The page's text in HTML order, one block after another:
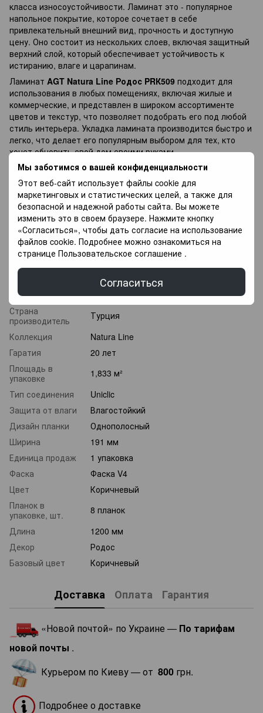
Мы заботимся о вашей конфиденциальности
Этот веб-сайт использует файлы cookie для
маркетинговых и статистических целей, а также для
безопасной и надежной работы сайта. Вы можете
изменить это в своем браузере. Нажмите кнопку
«Согласиться», чтобы дать согласие на использование
файлов cookie. Подробнее можно ознакомиться на
странице Пользовательское соглашение .
Согласиться
класса износоустойчивости. Ламинат это - популярное
напольное покрытие, которое сочетает в себе
привлекательный внешний вид, прочность и доступную
цену. Оно состоит из нескольких слоев, включая защитный
верхний слой, который обеспечивает устойчивость к
истиранию, влаге и царапинам.
Ламинат AGT Natura Line Родос PRК509 подходит для
использования в любых помещениях, включая жилые и
коммерческие, и представлен в широком ассортименте
цветов и текстур, что позволяет подобрать его под любой
стиль интерьера. Укладка ламината производится быстро и
легко, что делает его популярным выбором для тех, кто
хочет обновить свой дом своими руками.
Если вы не можете подобрать ламинат напиши
специалисты с радостью Вам помогут в Выборе, так же у
Вас есть возможность купить напольное покрытие в оплату
частями, и оплачивать разными платежами в течение 3
месяцев.
Характеристики
Класс
Толщина
8 мм
Страна
производитель
Турция
Коллекция
Natura Line
Гаратия
20 лет
Площадь в
упаковке
1,833 м²
Тип соединения
Uniclic
Защита от влаги
Влагостойкий
Дизайн планки
Однополосный
Ширина
191 мм
Единица продаж
1 упаковка
Фаска
Фаска V4
Цвет
Коричневый
Планок в
упаковке, шт.
8 планок
Длина
1200 мм
Декор
Родос
Базовый цвет
Коричневый
Доставка Оплата Гарантия
«Новой почтой» по Украине — По тарифам
новой почты .
Курьером по Киеву — от 800 грн.
Подробнее о доставке